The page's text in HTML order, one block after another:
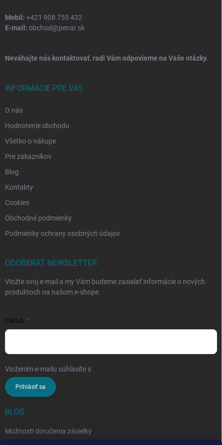
Mobil: +421 908 755 432
E-mail: obchod@penar.sk
Neváhajte nás kontaktovať, radi Vám odpovieme na Vaše otázky.
INFORMÁCIE PRE VÁS
O nás
Hodnotenie obchodu
Všetko o nákupe
Pre zákazníkov
Blog
Kontakty
Cookies
Obchodné podmienky
Podmienky ochrany osobných údajov
ODOBERAŤ NEWSLETTER
Vložte svoj e-mail a my Vám budeme zasielať informácie o nových
produktoch na našom e-shope.
EMAIL
Vložením e-mailu súhlasíte s
Prihlásiť sa
BLOG
Možnosti doručenia zásielky